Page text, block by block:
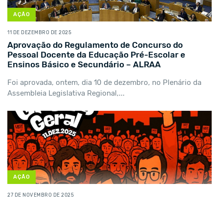
AÇÃO
11 DE DEZEMBRO DE 2025
Aprovação do Regulamento de Concurso do
Pessoal Docente da Educação Pré-Escolar e
Ensinos Básico e Secundário – ALRAA
Foi aprovada, ontem, dia 10 de dezembro, no Plenário da
Assembleia Legislativa Regional,...
AÇÃO
27 DE NOVEMBRO DE 2025